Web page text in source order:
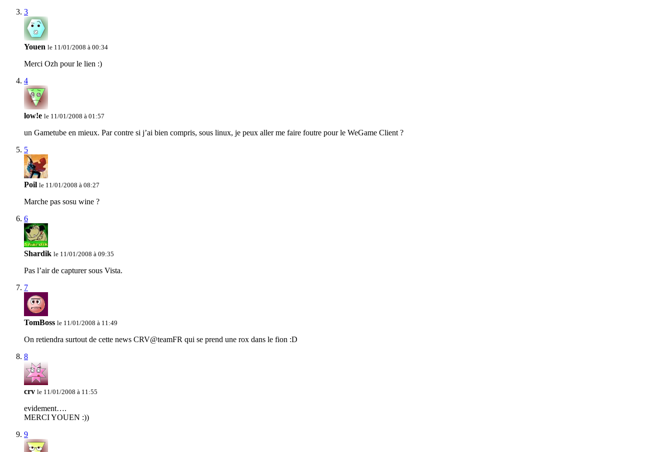
3
Youen le 11/01/2008 à 00:34
Merci Ozh pour le lien :)
4
low!e le 11/01/2008 à 01:57
un Gametube en mieux. Par contre si j’ai bien compris, sous linux, je peux aller me faire foutre pour le WeGame Client ?
5
Poil le 11/01/2008 à 08:27
Marche pas sosu wine ?
6
Shardik le 11/01/2008 à 09:35
Pas l’air de capturer sous Vista.
7
TomBoss le 11/01/2008 à 11:49
On retiendra surtout de cette news CRV@teamFR qui se prend une rox dans le fion :D
8
crv le 11/01/2008 à 11:55
evidement….
MERCI YOUEN :))
9